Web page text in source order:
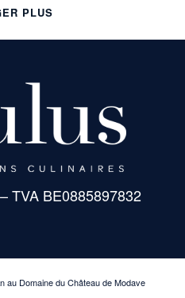
PLUS
TVA BE0885897832
au Domaine du Château de Modave